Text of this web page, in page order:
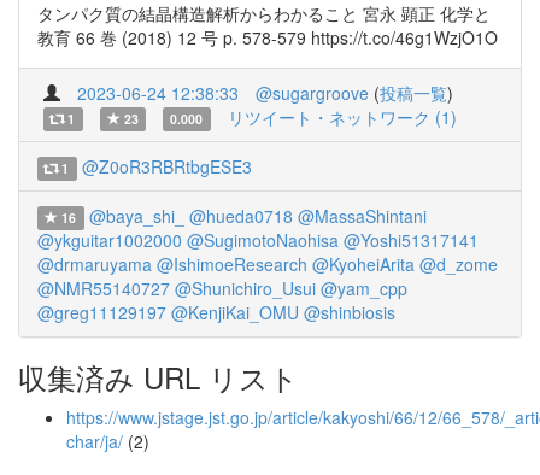
タンパク質の結晶構造解析からわかること 宮永 顕正 化学と
教育 66 巻 (2018) 12 号 p. 578-579 https://t.co/46g1WzjO1O
2023-06-24 12:38:33 @sugargroove (投稿一覧)
1 23 0.000 リツイート・ネットワーク (1)
1 @Z0oR3RBRtbgESE3
16 @baya_shi_ @hueda0718 @MassaShintani
@ykguitar1002000 @SugimotoNaohisa @Yoshi51317141
@drmaruyama @IshimoeResearch @KyoheiArita @d_zome
@NMR55140727 @Shunichiro_Usui @yam_cpp
@greg11129197 @KenjiKai_OMU @shinbiosis
収集済み URL リスト
https://www.jstage.jst.go.jp/article/kakyoshi/66/12/66_578/
char/ja/ (2)